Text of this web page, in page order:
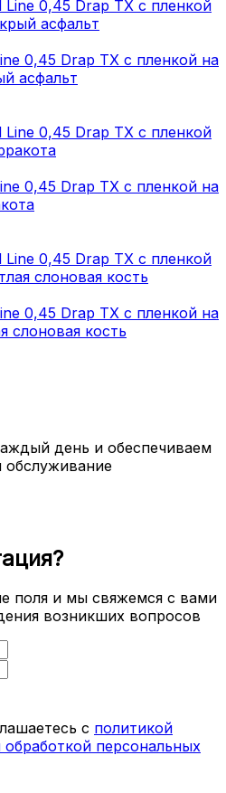
0,45 Drap ТХ с пленкой на
асфальт
0,45 Drap ТХ с пленкой на
0,45 Drap ТХ с пленкой на
слоновая кость
день и обеспечиваем
обслуживание
поля и мы свяжемся с вами
возникших вопросов
с политикой
персональных